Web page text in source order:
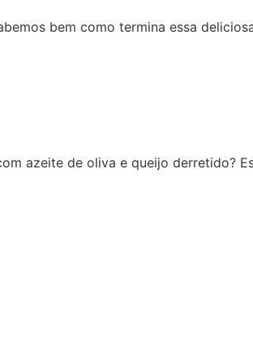
bem como termina essa
azeite de oliva e queijo derretido?